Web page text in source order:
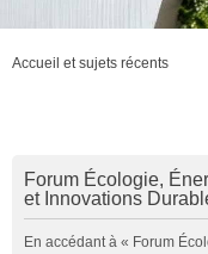
Accueil et sujets récents
Forum Écologie,
et Innovations
En accédant à « Forum